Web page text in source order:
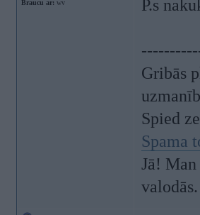
Braucu ar: wv P.s
Gribās
Spied
Spama
Jā!
valodās.